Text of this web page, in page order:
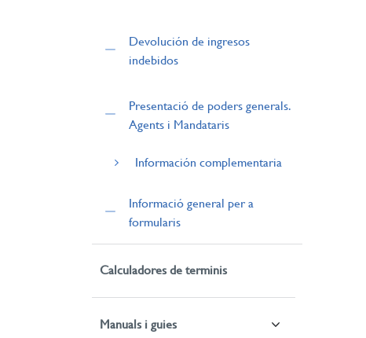
Devolución de ingresos
indebidos
Presentació de poders generals.
Agents i Mandataris
Información complementaria
Informació general per a
formularis
Calculadores de terminis
Manuals i guies